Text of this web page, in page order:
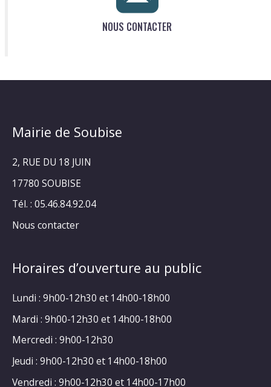
NOUS CONTACTER
Mairie de Soubise
2, RUE DU 18 JUIN
17780 SOUBISE
Tél. : 05.46.84.92.04
Nous contacter
Horaires d’ouverture au public
Lundi : 9h00-12h30 et 14h00-18h00
Mardi : 9h00-12h30 et 14h00-18h00
Mercredi : 9h00-12h30
Jeudi : 9h00-12h30 et 14h00-18h00
Vendredi : 9h00-12h30 et 14h00-17h00